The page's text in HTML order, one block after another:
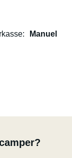
Manuel